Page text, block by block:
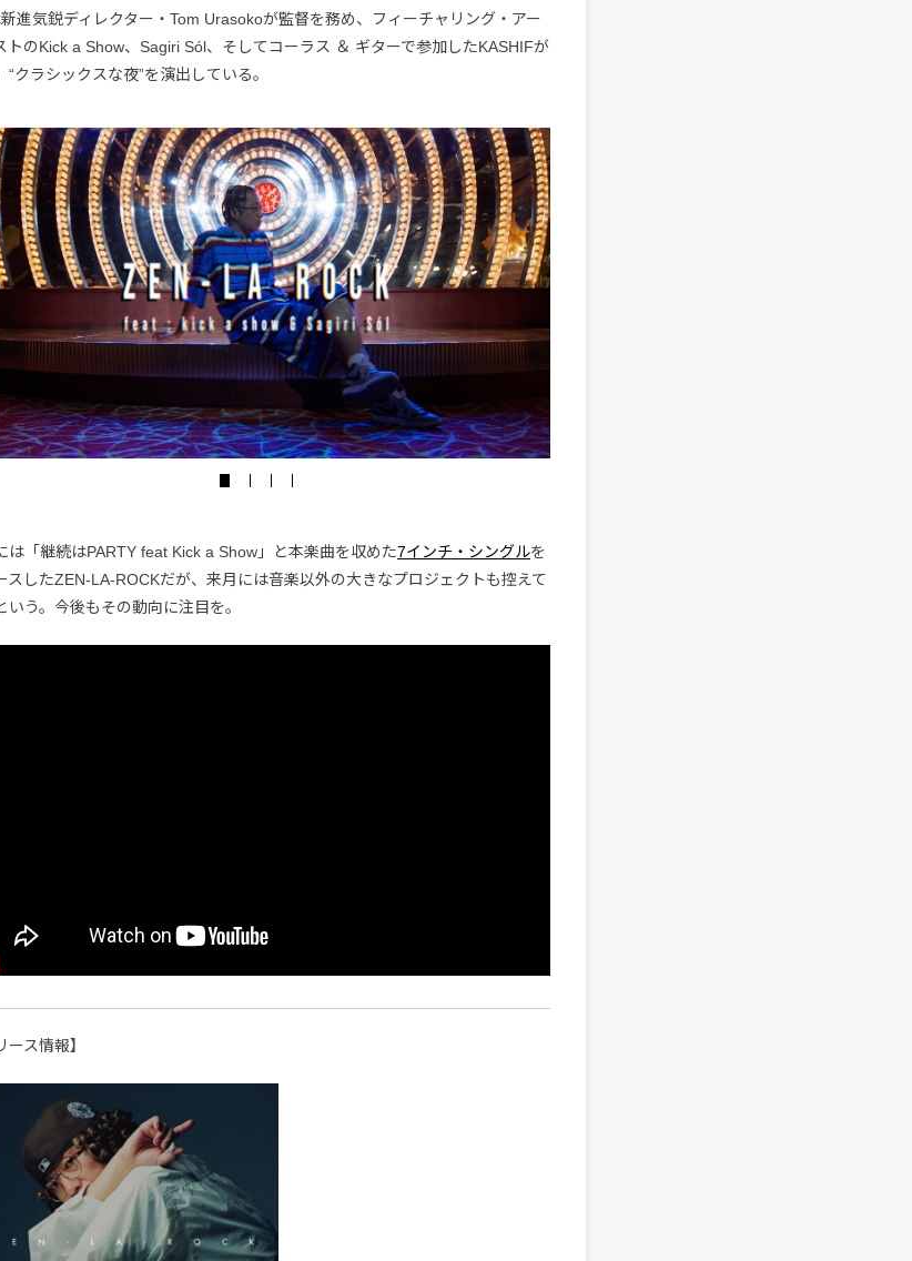
進気鋭ディレクター・Tom Urasokoが監督を務め、フィーチャリング・アー
トのKick a Show、Sagiri Sól、そしてコーラス ＆ ギターで参加したKASHIFが
“クラシックスな夜”を演出している。
は「継続はPARTY feat Kick a Show」と本楽曲を収めた7インチ・シングルを
スしたZEN-LA-ROCKだが、来月には音楽以外の大きなプロジェクトも控えて
いう。今後もその動向に注目を。
ース情報】